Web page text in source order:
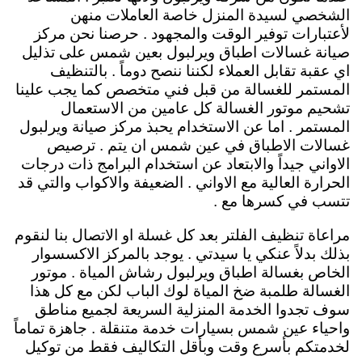
الشخصي لسيدة المنزل خاصة العاملات منهن
لأعتبارات توفير الوقت والمجهود . حرصنا نحن مركز
صيانة غسالات اطباق ويرلبول بعين شمس على تذليل
اي عقبة تقابل العملاء لكننا ننصح دوماً . بالتنظيف
المستمر للغسالة من قبل فني متخصص كما يجب علينا
تشحيم موتور الغسالة كل عامين من الاستعمال
المستمر . اما عن الاستخدام يحبذ مركز صيانة ويرلبول
غسالات الاطباق في عين شمس ان يتم . ترصيص
الاواني جيداً والابتعاد عن استخدام البرامج ذات درجات
الحرارة العالية مع الاواني . الضعيفة والاكواب والتي قد
تتسب في كسرها مع .
مراعاة تنظيف الفلتر بعد كل غسلة او الاتصال بنا لنقوم
بذلك بدلاً عنكي يا سيدتي . يوجد بالمركز الاكسسوار
الخاص بغسالة اطباق ويرلبول رشاش المياة . موتور
الغسالة طلمبة ضخ المياة لوك الباب لكن مع كل هذا
سوف تجدوا الخدمة المنزلية السريعة لجميع مناطق
واحياء عين شمس بسيارات خدمة متنقلة . جاهزة تماماً
لخدمتكم بأسرع وقت وبأقل التكاليف فقط من توكيل